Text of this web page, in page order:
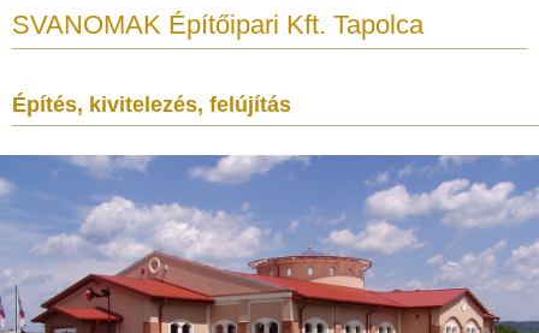
SVANOMAK Építőipari Kft. Tapolca
Építés, kivitelezés, felújítás